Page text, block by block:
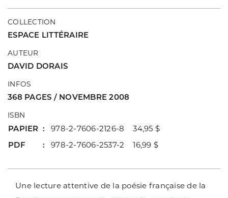
COLLECTION
ESPACE LITTÉRAIRE
AUTEUR
DAVID DORAIS
INFOS
368 PAGES / NOVEMBRE 2008
ISBN
PAPIER
978-2-7606-2126-8 34,95 $
PDF
978-2-7606-2537-2 16,99 $
Une lecture attentive de la poésie française de la